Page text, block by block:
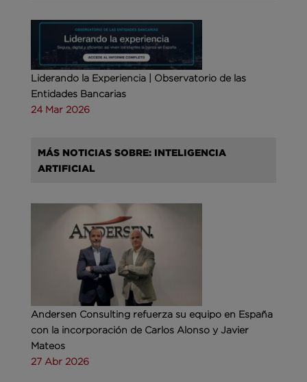
Liderando la Experiencia | Observatorio de las
Entidades Bancarias
24 Mar 2026
MÁS NOTICIAS SOBRE: INTELIGENCIA
ARTIFICIAL
Andersen Consulting refuerza su equipo en España
con la incorporación de Carlos Alonso y Javier
Mateos
27 Abr 2026